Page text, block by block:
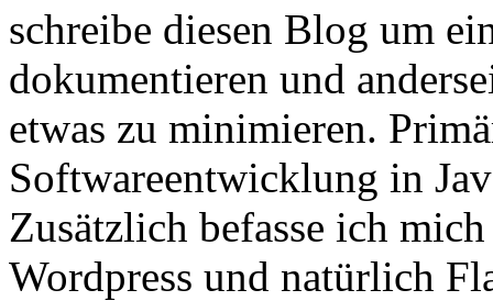
schreibe diesen Blog um
dokumentieren und
etwas zu minimieren.
Softwareentwicklung in
Zusätzlich befasse ich
Wordpress und natürlich